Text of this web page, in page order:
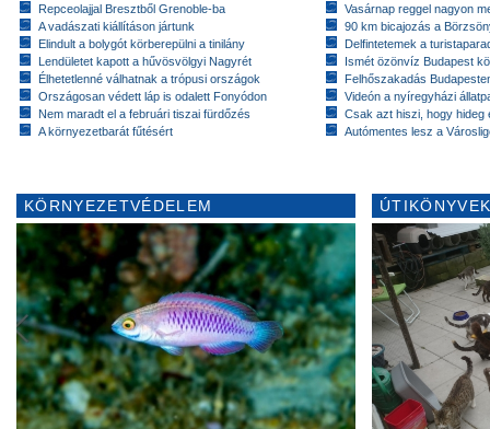
Repceolajjal Bresztből Grenoble-ba
A vadászati kiállításon jártunk
Elindult a bolygót körberepülni a tinilány
Lendületet kapott a hűvösvölgyi Nagyrét
Élhetetlenné válhatnak a trópusi országok
Országosan védett láp is odalett Fonyódon
Nem maradt el a februári tiszai fürdőzés
A környezetbarát fűtésért
Vasárnap reggel nagyon
90 km bicajozás a
Delfintetemek a
Ismét özönvíz Budapest
Felhőszakadás
Videón a nyíregyházi
Csak azt hiszi, hogy hideg
Autómentes lesz a
KÖRNYEZETVÉDELEM